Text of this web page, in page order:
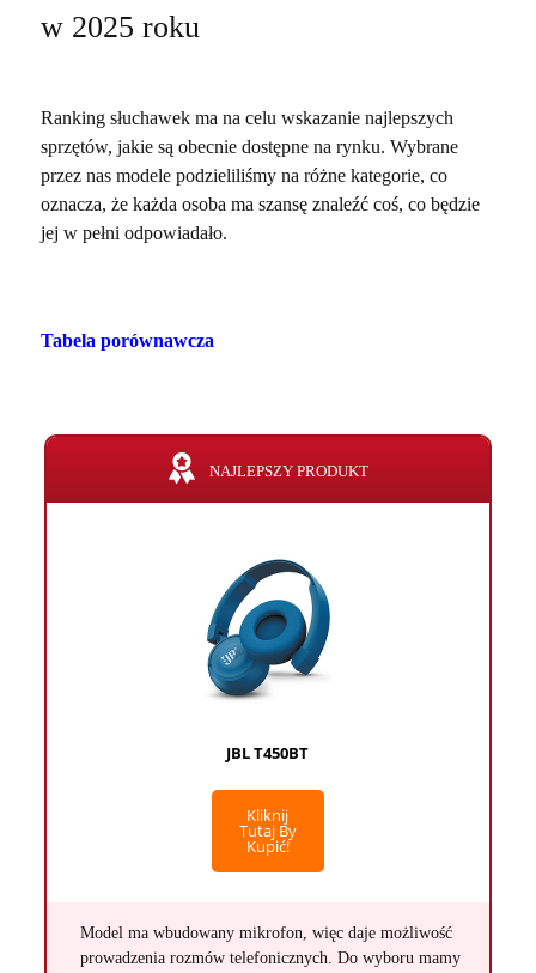
w 2025 roku
Ranking słuchawek ma na celu wskazanie najlepszych
sprzętów, jakie są obecnie dostępne na rynku. Wybrane
przez nas modele podzieliliśmy na różne kategorie, co
oznacza, że każda osoba ma szansę znaleźć coś, co będzie
jej w pełni odpowiadało.
Tabela porównawcza
NAJLEPSZY PRODUKT
JBL T450BT
Kliknij
Tutaj By
Kupić!
Model ma wbudowany mikrofon, więc daje możliwość
prowadzenia rozmów telefonicznych. Do wyboru mamy